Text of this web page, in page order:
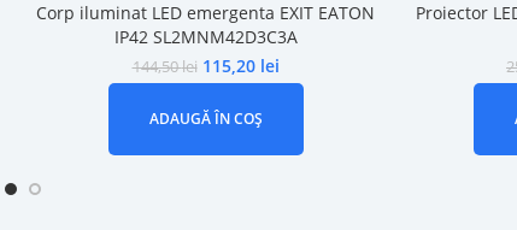
Corp iluminat LED emergenta EXIT EATON
IP42 SL2MNM42D3C3A
144,50lei 115,20 lei
ADAUGĂ ÎN COȘ
Proiector